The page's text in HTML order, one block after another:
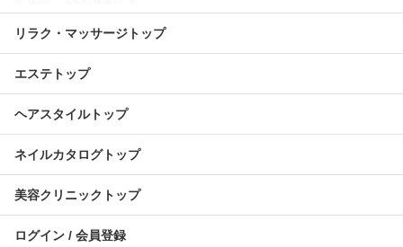
リラク・マッサージトップ
エステトップ
ヘアスタイルトップ
ネイルカタログトップ
美容クリニックトップ
ログイン / 会員登録